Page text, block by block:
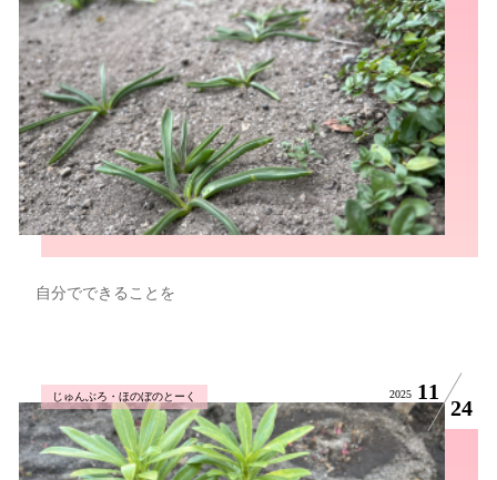
自分でできることを
じゅんぶろ・ほのぼのとーく 2025 11
24